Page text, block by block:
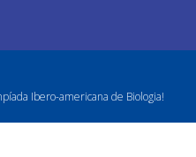
Ibero-americana de Biologia!